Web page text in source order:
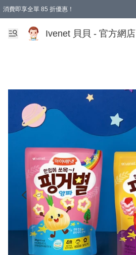
消費即享全單 85 折優惠！
Ivenet 貝貝 - 官方網店